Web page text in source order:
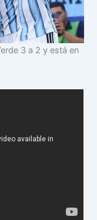
3 a 2 y está en